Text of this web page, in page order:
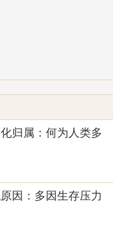
化归属：何为人类多
因：多因生存压力